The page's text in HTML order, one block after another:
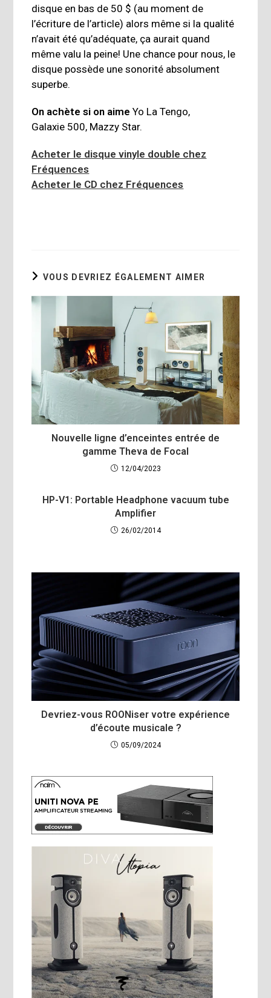
disque en bas de 50 $ (au moment de
l’écriture de l’article) alors même si la qualité
n’avait été qu’adéquate, ça aurait quand
même valu la peine! Une chance pour nous, le
disque possède une sonorité absolument
superbe.
On achète si on aime Yo La Tengo,
Galaxie 500, Mazzy Star.
Acheter le disque vinyle double chez
Fréquences
Acheter le CD chez Fréquences
VOUS DEVRIEZ ÉGALEMENT AIMER
Nouvelle ligne d’enceintes entrée de
gamme Theva de Focal
12/04/2023
HP-V1: Portable Headphone vacuum tube
Amplifier
26/02/2014
Devriez-vous ROONiser votre expérience
d’écoute musicale ?
05/09/2024